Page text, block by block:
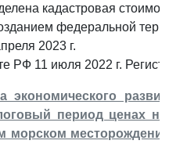
кадастровая
федеральной
2023 г.
РФ 11 июля 2022 г.
экономического
период ценах